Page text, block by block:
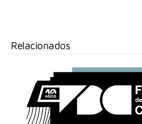
Relacionados